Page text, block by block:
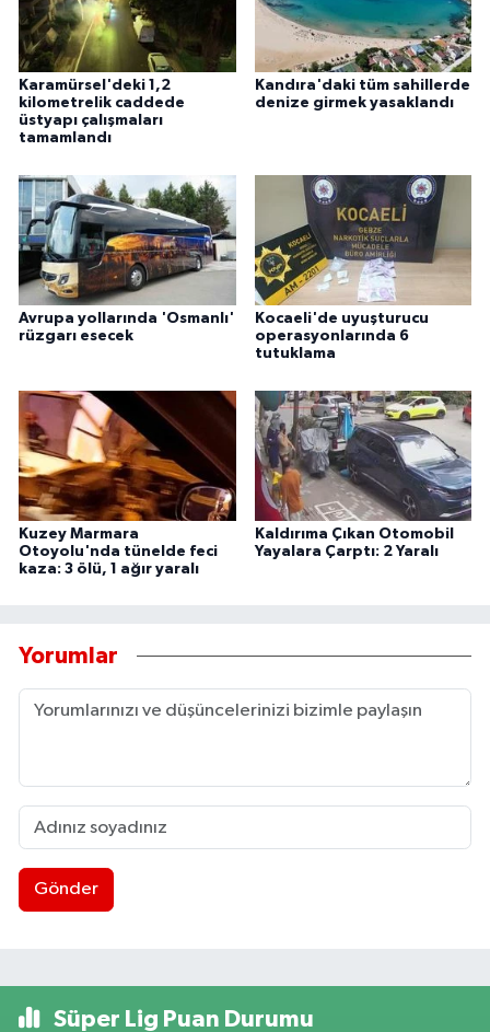
Karamürsel'deki 1,2
kilometrelik caddede
üstyapı çalışmaları
tamamlandı
Kandıra'daki tüm sahillerde
denize girmek yasaklandı
Avrupa yollarında 'Osmanlı'
rüzgarı esecek
Kocaeli'de uyuşturucu
operasyonlarında 6
tutuklama
Kuzey Marmara
Otoyolu'nda tünelde feci
kaza: 3 ölü, 1 ağır yaralı
Kaldırıma Çıkan Otomobil
Yayalara Çarptı: 2 Yaralı
Yorumlar
Gönder
Süper Lig Puan Durumu